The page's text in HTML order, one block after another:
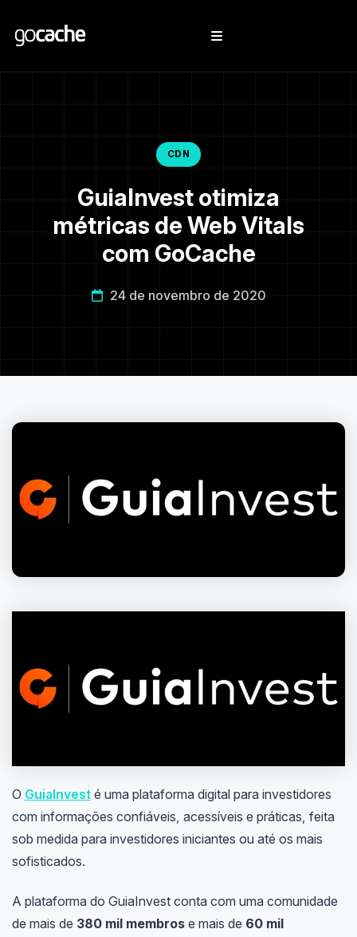
CDN
GuiaInvest otimiza
métricas de Web Vitals
com GoCache
24 de novembro de 2020
O GuiaInvesté uma plataforma digital para investidores
com informações confiáveis, acessíveis e práticas, feita
sob medida para investidores iniciantes ou até os mais
sofisticados.
A plataforma do GuiaInvest conta com uma comunidade
de mais de 380 mil membrose mais de 60 mil